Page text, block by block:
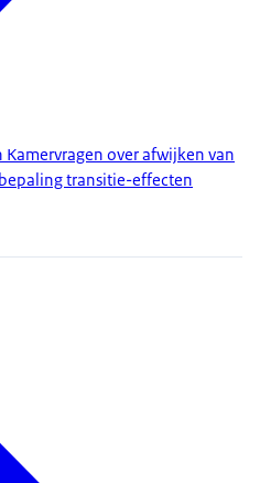
over afwijken van
transitie-effecten